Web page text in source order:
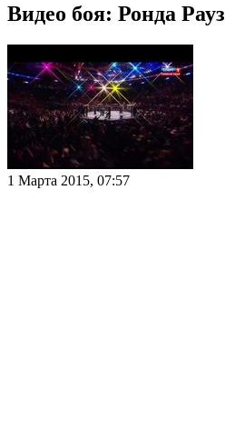
Видео боя: Ронда
1 Марта 2015, 07:57